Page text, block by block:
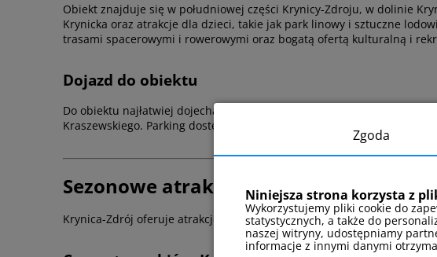
Obiekt znajduje się w południowej części Krynicy-Zdroju, w dolinie
Krynicka oraz atrakcje dla dzieci, takie jak park linowy i sztuczne
trasami spacerowymi i rowerowymi oraz bogatą ofertą kulturalną i
Dojazd do obiektu
Do obiektu najłatwiej dojechać komunikacją miejską kursującą do
Kraszewskiego. Parking dostępny jest przed budynkiem, choć miejsca
Sezonowe atrakcje w Kraszewskiego
Krynica-Zdrój oferuje atrakcje zarówno zimą, jak i latem, dzięki
Zgoda
Niniejsza strona korzysta z
Wykorzystujemy pliki cookie do
statystycznych, a także do
naszej witryny, udostępniamy
informacje z innymi danymi